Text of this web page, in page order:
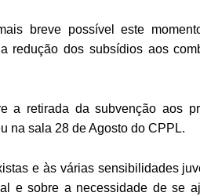
breve possível este
redução dos subsídios aos
a retirada da subvenção aos
na sala 28 de Agosto do CPPL.
e às várias sensibilidades
e sobre a necessidade de se